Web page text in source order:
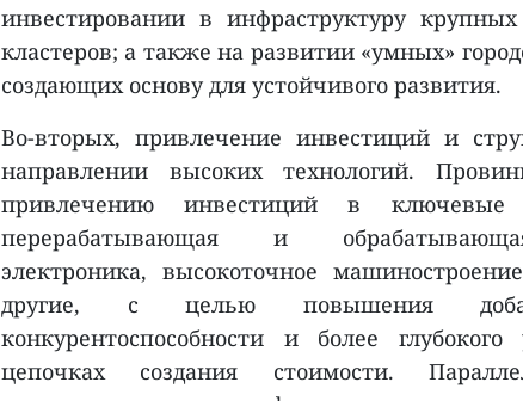
инвестировании в инфраструктуру
кластеров; а также на развитии «умных»
создающих основу для устойчивого развития.
Во-вторых, привлечение инвестиций и
направлении высоких технологий.
привлечению инвестиций в
перерабатывающая и
электроника, высокоточное
другие, с целью повышения
конкурентоспособности и более
цепочках создания стоимости.